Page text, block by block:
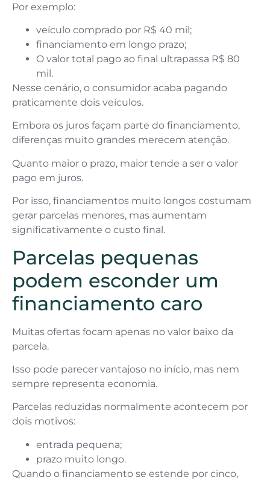
Por exemplo:
veículo comprado por R$ 40 mil;
financiamento em longo prazo;
O valor total pago ao final ultrapassa R$ 80
mil.
Nesse cenário, o consumidor acaba pagando
praticamente dois veículos.
Embora os juros façam parte do financiamento,
diferenças muito grandes merecem atenção.
Quanto maior o prazo, maior tende a ser o valor
pago em juros.
Por isso, financiamentos muito longos costumam
gerar parcelas menores, mas aumentam
significativamente o custo final.
Parcelas pequenas
podem esconder um
financiamento caro
Muitas ofertas focam apenas no valor baixo da
parcela.
Isso pode parecer vantajoso no início, mas nem
sempre representa economia.
Parcelas reduzidas normalmente acontecem por
dois motivos:
entrada pequena;
prazo muito longo.
Quando o financiamento se estende por cinco,